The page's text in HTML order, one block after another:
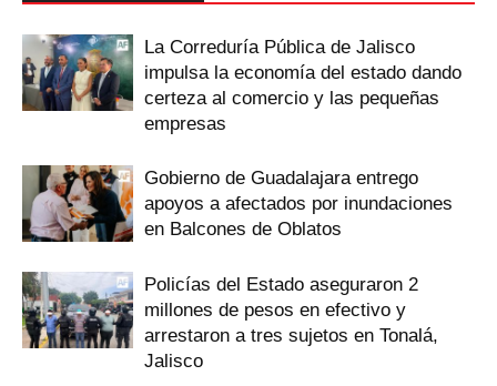
La Correduría Pública de Jalisco
impulsa la economía del estado dando
certeza al comercio y las pequeñas
empresas
Gobierno de Guadalajara entrego
apoyos a afectados por inundaciones
en Balcones de Oblatos
Policías del Estado aseguraron 2
millones de pesos en efectivo y
arrestaron a tres sujetos en Tonalá,
Jalisco